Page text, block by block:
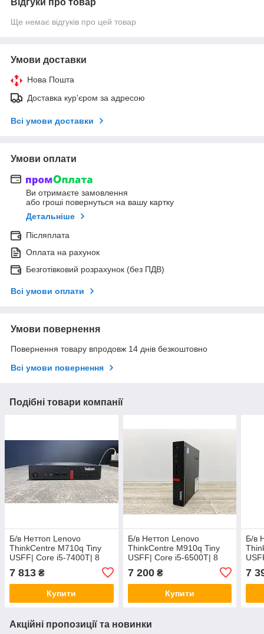
Ще немає відгуків про цей товар
Умови доставки
Нова Пошта
Доставка кур'єром за адресою
Всі умови доставки
Умови оплати
Ви отримаєте замовлення
або гроші повернуться на вашу картку
Детальніше
Післяплата
Оплата на рахунок
Безготівковий розрахунок (без ПДВ)
Всі умови оплати
Умови повернення
Повернення товару впродовж 14 днів безкоштовно
Всі умови повернення
Подібні товари компанії
Б/в Неттоп Lenovo
ThinkCentre M710q Tiny
USFF| Core i5-7400T| 8
GB RAM| 120 GB SSD| HD
630
7 813 ₴
Купити
Б/в Неттоп Lenovo
ThinkCentre M910q Tiny
USFF| Core i5-6500T| 8
GB RAM| 240 GB SSD| HD
530
7 200₴
Купити
Б/в
530
7
Акційні пропозиції та новинки